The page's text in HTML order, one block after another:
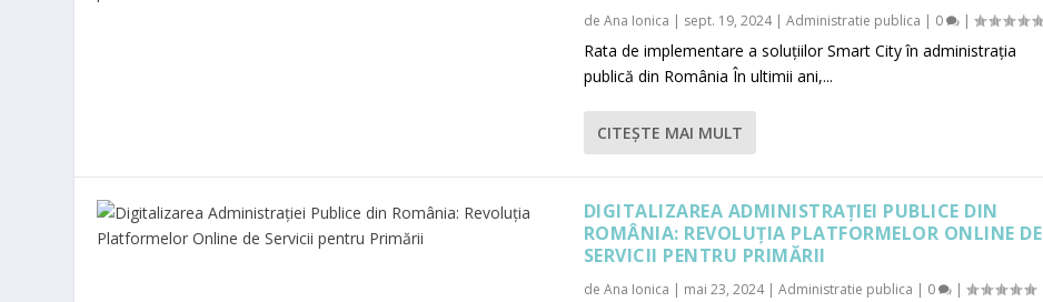
RATA DE IMPLEMENTARE A SOLUȚIILOR SMART CITY ÎN AD...
de Ana Ionica | sept. 19, 2024| Administratie publica | 0 |
Rata de implementare a soluțiilor Smart City în administrația
publică din România În ultimii ani,...
CITEŞTE MAI MULT
DIGITALIZAREA ADMINISTRAȚIEI PUBLICE DIN
ROMÂNIA: REVOLUȚIA PLATFORMELOR ONLINE DE
SERVICII PENTRU PRIMĂRII
de Ana Ionica | mai 23, 2024| Administratie publica | 0 |